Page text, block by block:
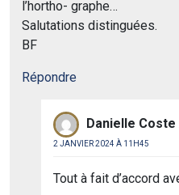
l’hortho- graphe…
Salutations distinguées.
BF
Répondre
Danielle
2 JANVIER 2024 À 11H45
Tout à fait d’accord